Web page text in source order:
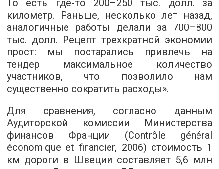
То есть где-то 200–250 тыс. долл. за
километр. Раньше, несколько лет назад,
аналогичные работы делали за 700–800
тыс. долл. Рецепт трехкратной экономии
прост: мы постарались привлечь на
тендер максимальное количество
участников, что позволило нам
существенно сократить расходы».
Для сравнения, согласно данным
Аудиторской комиссии Министерства
финансов Франции (Contrôle général
économique et financier, 2006) стоимость 1
км дороги в Швеции составляет 5,6 млн